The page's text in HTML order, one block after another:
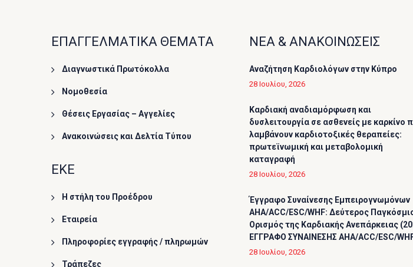
ΕΠΑΓΓΕΛΜΑΤΙΚΑ ΘΕΜΑΤΑ
Διαγνωστικά Πρωτόκολλα
Νομοθεσία
Θέσεις Εργασίας – Αγγελίες
Ανακοινώσεις και Δελτία Τύπου
ΕΚΕ
Η στήλη του Προέδρου
Εταιρεία
Πληροφορίες εγγραφής / πληρωμών
Τράπεζες
ΝΕΑ & ΑΝΑΚΟΙΝΩΣΕΙΣ
Αναζήτηση Καρδιολόγων στην Κύπρο
28 Ιουλίου, 2026
Καρδιακή αναδιαμόρφωση και
δυσλειτουργία σε ασθενείς με καρκίνο
λαμβάνουν καρδιοτοξικές θεραπείες:
πρωτεϊνωμική και μεταβολομική
καταγραφή
28 Ιουλίου, 2026
Έγγραφο Συναίνεσης Εμπειρογνωμόνων
AHA/ACC/ESC/WHF: Δεύτερος
Ορισμός της Καρδιακής Ανεπάρκειας
ΕΓΓΡΑΦΟ ΣΥΝΑΙΝΕΣΗΣ AHA/ACC/ESC/
28 Ιουλίου, 2026